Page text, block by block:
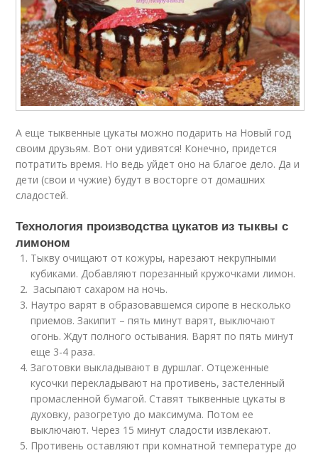
А еще тыквенные цукаты можно подарить на Новый год
своим друзьям. Вот они удивятся! Конечно, придется
потратить время. Но ведь уйдет оно на благое дело. Да и
дети (свои и чужие) будут в восторге от домашних
сладостей.
Технология производства цукатов из тыквы с
лимоном
Тыкву очищают от кожуры, нарезают некрупными
кубиками. Добавляют порезанный кружочками лимон.
Засыпают сахаром на ночь.
Наутро варят в образовавшемся сиропе в несколько
приемов. Закипит – пять минут варят, выключают
огонь. Ждут полного остывания. Варят по пять минут
еще 3-4 раза.
Заготовки выкладывают в дуршлаг. Отцеженные
кусочки перекладывают на противень, застеленный
промасленной бумагой. Ставят тыквенные цукаты в
духовку, разогретую до максимума. Потом ее
выключают. Через 15 минут сладости извлекают.
Противень оставляют при комнатной температуре до